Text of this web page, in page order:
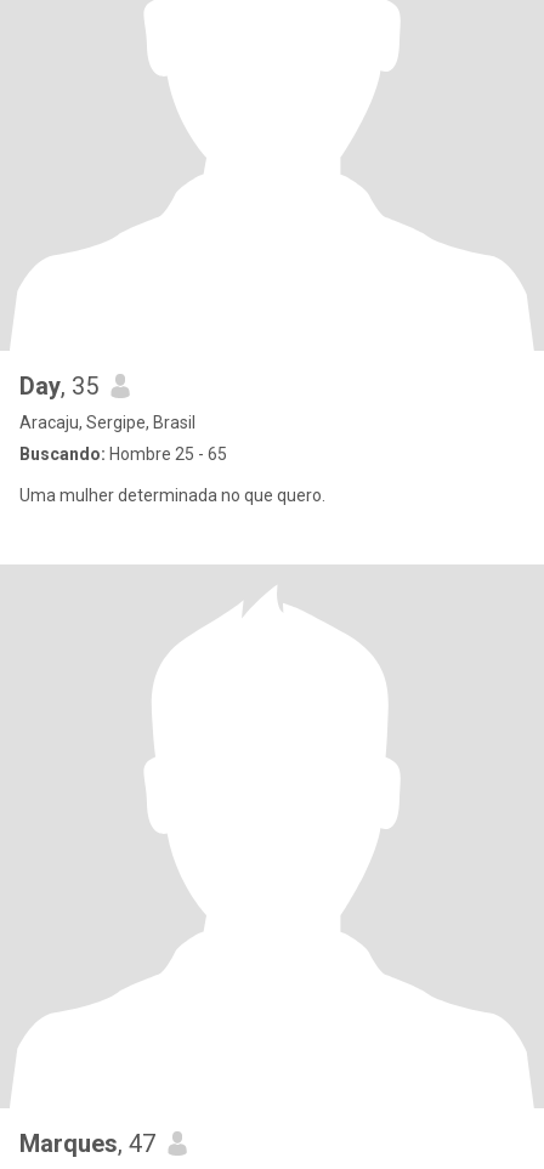
Day, 35
Aracaju, Sergipe, Brasil
Buscando: Hombre 25 - 65
Uma mulher determinada no que quero.
Marques, 47